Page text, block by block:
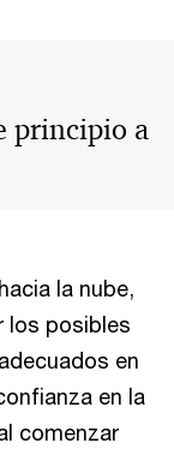
principio a
la nube,
los posibles
en
en la
comenzar